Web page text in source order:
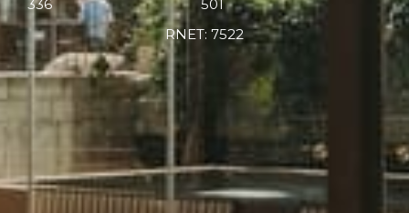
336
501
RNET: 7522